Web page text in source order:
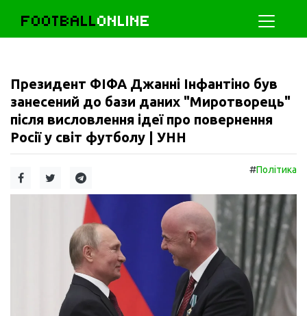
FOOTBALLONLINE
Президент ФІФА Джанні Інфантіно був
занесений до бази даних "Миротворець"
після висловлення ідеї про повернення
Росії у світ футболу | УНН
#Політика